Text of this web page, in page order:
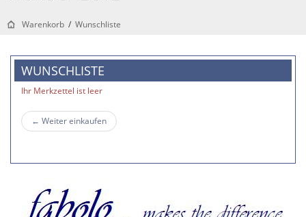
Warenkorb / Wunschliste
WUNSCHLISTE
Ihr Merkzettel ist leer
← Weiter einkaufen